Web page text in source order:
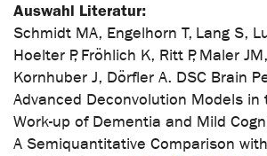
Auswahl Literatur:
Schmidt MA, Engelhorn T, Lang S,
Hoelter P, Fröhlich K, Ritt P, Maler
Kornhuber J, Dörfler A. DSC Brain
Advanced Deconvolution Models in
Work-up of Dementia and Mild
A Semiquantitative Comparison with